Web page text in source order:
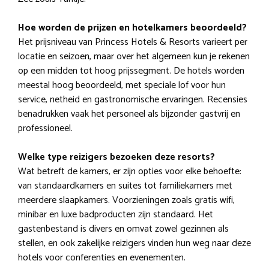
Hoe worden de prijzen en hotelkamers beoordeeld?
Het prijsniveau van Princess Hotels & Resorts varieert per
locatie en seizoen, maar over het algemeen kun je rekenen
op een midden tot hoog prijssegment. De hotels worden
meestal hoog beoordeeld, met speciale lof voor hun
service, netheid en gastronomische ervaringen. Recensies
benadrukken vaak het personeel als bijzonder gastvrij en
professioneel.
Welke type reizigers bezoeken deze resorts?
Wat betreft de kamers, er zijn opties voor elke behoefte:
van standaardkamers en suites tot familiekamers met
meerdere slaapkamers. Voorzieningen zoals gratis wifi,
minibar en luxe badproducten zijn standaard. Het
gastenbestand is divers en omvat zowel gezinnen als
stellen, en ook zakelijke reizigers vinden hun weg naar deze
hotels voor conferenties en evenementen.